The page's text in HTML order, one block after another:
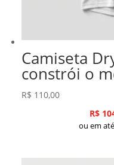
Camiseta
constrói o
R$ 110,00
R$
ou em